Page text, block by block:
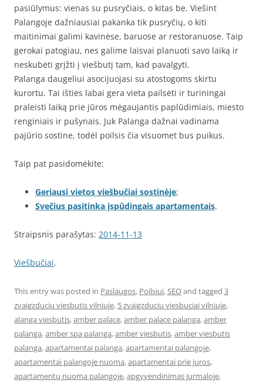
pasiūlymus: vienas su pusryčiais, o kitas be. Viešint
Palangoje dažniausiai pakanka tik pusryčių, o kiti
maitinimai galimi kavinėse, baruose ar restoranuose. Taip
gerokai patogiau, nes galime laisvai planuoti savo laiką ir
neskubėti grįžti į viešbutį tam, kad pavalgyti.
Palanga daugeliui asocijuojasi su atostogoms skirtu
kurortu. Tai išties labai gera vieta pailsėti ir turiningai
praleisti laiką prie jūros mėgaujantis paplūdimiais, miesto
renginiais ir pušynais. Juk Palanga dažnai vadinama
pajūrio sostine, todėl poilsis čia visuomet bus puikus.
Taip pat pasidomėkite:
Geriausi vietos viešbučiai sostinėje;
Svečius pasitinka įspūdingais apartamentais.
Straipsnis parašytas: 2014-11-13
Viešbučiai.
This entry was posted in Paslaugos, Poilsiui,SEOand tagged 3
zvaigzduciu viesbutis vilniuje, 5 zvaigzduciu viesbuciai vilniuje,
alanga viesbutis,amber palace,amber palace palanga,amber
palanga,amber spa palanga,amber viesbutis,amber viesbutis
palanga,apartamentai palanga,apartamentai palangoje,
apartamentai palangoje nuoma,apartamentai prie juros,
apartamentų nuoma palangoje,apgyvendinimas jurmaloje,